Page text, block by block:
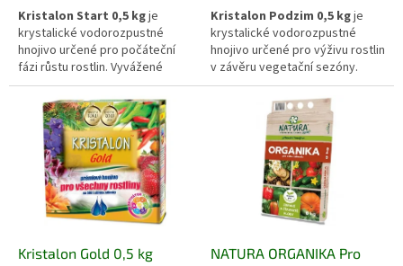
Kristalon Start 0,5 kgje
krystalické vodorozpustné
hnojivo určené pro počáteční
fázi růstu rostlin. Vyvážené
složení živin podporuje rychlé
zakořenění, tvorbu nových
výhonů a celkový start
vegetace. Díky krystalické
formě se hnojivo snadno
rozpouští ve vodě a umožňuje
přesné dávkování při pravidelné
zálivce.
Kristalon Podzim 0,5 kgje
krystalické vodorozpustné
hnojivo určené pro výživu rostlin
v závěru vegetační sezóny.
Speciální složení s vyšším
podílem draslíku podporuje
vyzrávání pletiv, zvyšuje
odolnost rostlin vůči zimním
podmínkám a přispívá k lepší
kondici dřevin i trvalek před
obdobím vegetačního klidu.
Kristalon Gold 0,5 kg
NATURA ORGANIKA Pro